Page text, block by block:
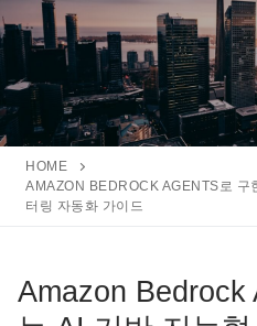
기
HOME
AMAZON BEDROCK AGENTS로 구
터링 자동화 가이드
Amazon Bedrock